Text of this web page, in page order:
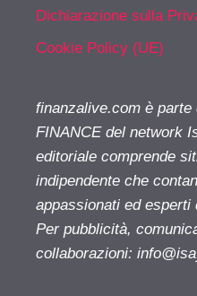
Dichiarazione sulla
Cookie Policy (UE)
finanzalive.com è parte
FINANCE del network
editoriale comprende
indipendente che
appassionati ed esperti
Per pubblicità,
collaborazioni: